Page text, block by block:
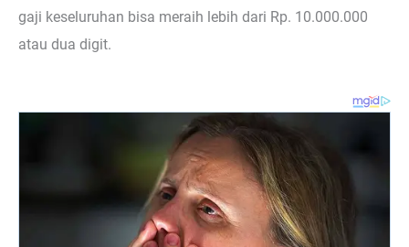
gaji keseluruhan bisa meraih lebih dari Rp. 10.000.000
atau dua digit.